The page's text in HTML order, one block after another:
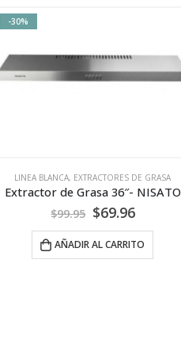
-30%
LINEA BLANCA, EXTRACTORES DE GRASA
Extractor de Grasa 36″- NISATO
$99.95 $69.96
AÑADIR AL CARRITO